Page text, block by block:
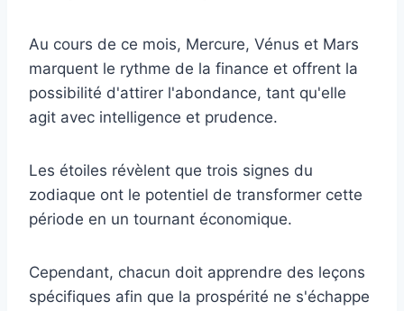
Au cours de ce mois, Mercure, Vénus et Mars
marquent le rythme de la finance et offrent la
possibilité d'attirer l'abondance, tant qu'elle
agit avec intelligence et prudence.
Les étoiles révèlent que trois signes du
zodiaque ont le potentiel de transformer cette
période en un tournant économique.
Cependant, chacun doit apprendre des leçons
spécifiques afin que la prospérité ne s'échappe